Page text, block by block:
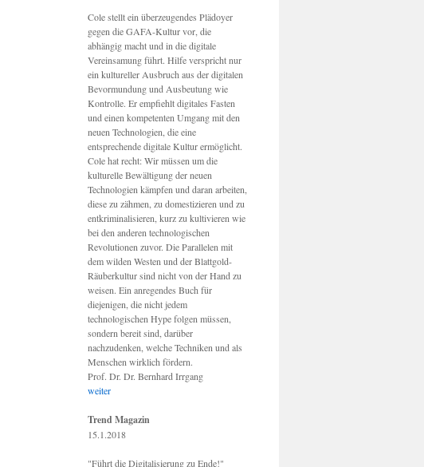
Cole stellt ein überzeugendes Plädoyer
gegen die GAFA-Kultur vor, die
abhängig macht und in die digitale
Vereinsamung führt. Hilfe verspricht nur
ein kultureller Ausbruch aus der digitalen
Bevormundung und Ausbeutung wie
Kontrolle. Er empfiehlt digitales Fasten
und einen kompetenten Umgang mit den
neuen Technologien, die eine
entsprechende digitale Kultur ermöglicht.
Cole hat recht: Wir müssen um die
kulturelle Bewältigung der neuen
Technologien kämpfen und daran arbeiten,
diese zu zähmen, zu domestizieren und zu
entkriminalisieren, kurz zu kultivieren wie
bei den anderen technologischen
Revolutionen zuvor. Die Parallelen mit
dem wilden Westen und der Blattgold-
Räuberkultur sind nicht von der Hand zu
weisen. Ein anregendes Buch für
diejenigen, die nicht jedem
technologischen Hype folgen müssen,
sondern bereit sind, darüber
nachzudenken, welche Techniken und als
Menschen wirklich fördern.
Prof. Dr. Dr. Bernhard Irrgang
weiter
Trend Magazin
15.1.2018
"Führt die Digitalisierung zu Ende!"